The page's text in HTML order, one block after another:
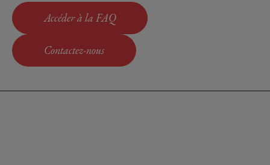
Accéder à la FAQ
Contactez-nous